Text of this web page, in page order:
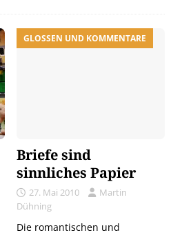
GLOSSEN UND KOMMENTARE
Briefe sind
sinnliches Papier
27. Mai 2010
Martin
Dühning
Die romantischen und